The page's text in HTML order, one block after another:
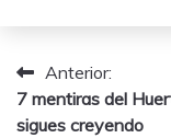
agosto,
Navegación
de
Anterior:
7 mentiras del
sigues creyendo